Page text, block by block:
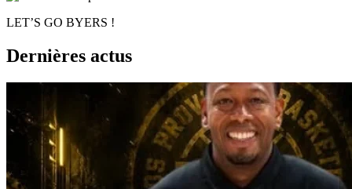
LET’S GO BYERS !
Dernières actus